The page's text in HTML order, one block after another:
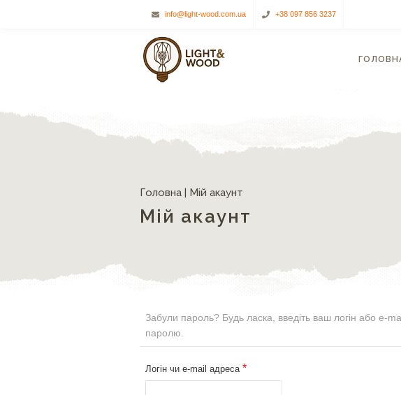
info@light-wood.com.ua +38 097 856 3237
Головна | Мій акаунт
Мій акаунт
Забули пароль? Будь ласка, введіть ваш логін або e-
паролю.
Логін чи e-mail адреса *Обов’язкове